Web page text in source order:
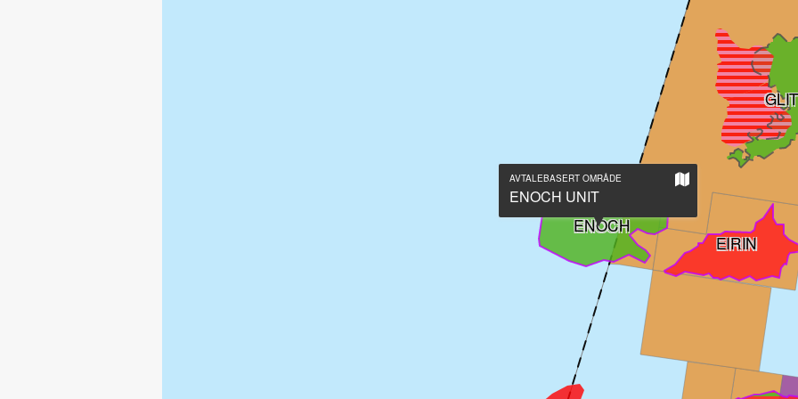
ENOCH
EIRIN
stort
kart
AVTALEBASERT OMRÅDE
ENOCH UNIT